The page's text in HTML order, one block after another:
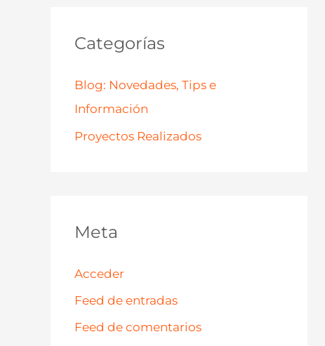
Categorías
Blog: Novedades, Tips e
Información
Proyectos Realizados
Meta
Acceder
Feed de entradas
Feed de comentarios